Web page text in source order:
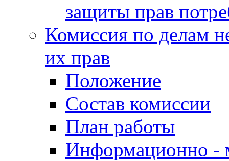
защиты прав
Комиссия по делам
их прав
Положение
Состав комиссии
План работы
Информационно -